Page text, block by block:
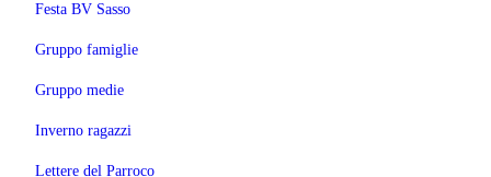
Festa BV Sasso
Gruppo famiglie
Gruppo medie
Inverno ragazzi
Lettere del Parroco